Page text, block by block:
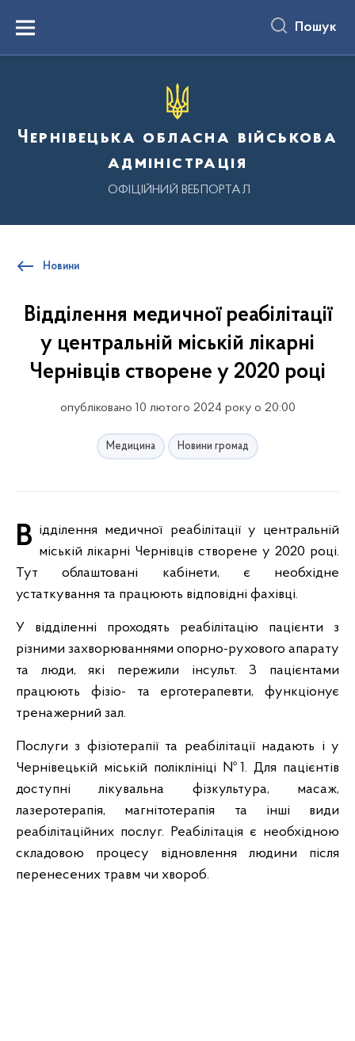
вмістуMenu Пошук
Чернівецька обласна військова
адміністрація
ОФІЦІЙНИЙ ВЕБПОРТАЛ
Новини
Відділення медичної реабілітації
у центральній міській лікарні
Чернівців створене у 2020 році
опубліковано 10 лютого 2024 року о 20:00
Медицина Новини громад
Відділення медичної реабілітації у центральній міській лікарні Чернівців створене у 2020 році.
Тут облаштовані кабінети, є необхідне
устаткування та працюють відповідні фахівці.
У відділенні проходять реабілітацію пацієнти з
різними захворюваннями опорно-рухового апарату
та люди, які пережили інсульт. З пацієнтами
працюють фізіо- та ерготерапевти, функціонує
тренажерний зал.
Послуги з фізіотерапії та реабілітації надають і у
Чернівецькій міській поліклініці №1. Для пацієнтів
доступні лікувальна фізкультура, масаж,
лазеротерапія, магнітотерапія та інші види
реабілітаційних послуг. Реабілітація є необхідною
складовою процесу відновлення людини після
перенесених травм чи хвороб.